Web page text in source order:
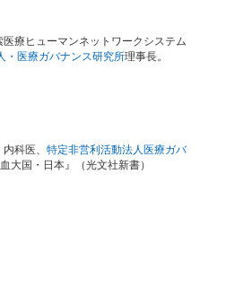
療ヒューマンネットワークシステム
・医療ガバナンス研究所理事長。
科医、 特定非営利活動法人医療ガバ
大国・日本』（光文社新書）